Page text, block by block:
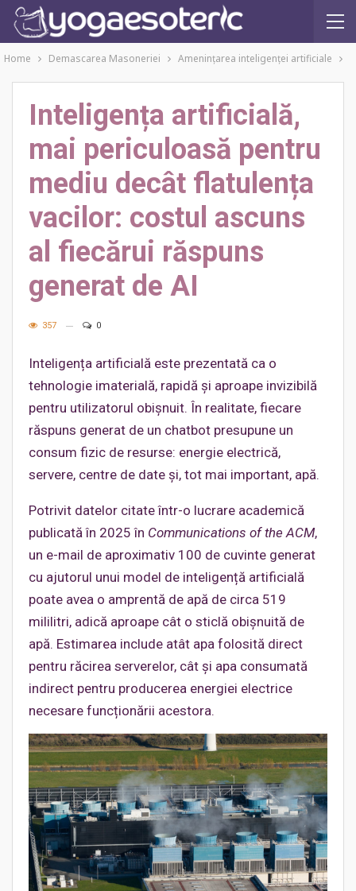
Home Demascarea Masoneriei Amenințarea inteligenței artificiale
Inteligența artificială,
mai periculoasă pentru
mediu decât flatulența
vacilor: costul ascuns
al fiecărui răspuns
generat de AI
357 0
Inteligența artificială este prezentată ca o
tehnologie imaterială, rapidă și aproape invizibilă
pentru utilizatorul obișnuit. În realitate, fiecare
răspuns generat de un chatbot presupune un
consum fizic de resurse: energie electrică,
servere, centre de date și, tot mai important, apă.
Potrivit datelor citate într-o lucrare academică
publicată în 2025 în Communications of the ACM,
un e-mail de aproximativ 100 de cuvinte generat
cu ajutorul unui model de inteligență artificială
poate avea o amprentă de apă de circa 519
mililitri, adică aproape cât o sticlă obișnuită de
apă. Estimarea include atât apa folosită direct
pentru răcirea serverelor, cât și apa consumată
indirect pentru producerea energiei electrice
necesare funcționării acestora.